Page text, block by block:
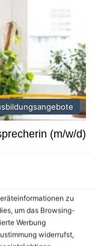
zu
um das Browsing-
Werbung
widerrufst,
(m/w/d)
(m/w/d) ab sofort
Brandenburg